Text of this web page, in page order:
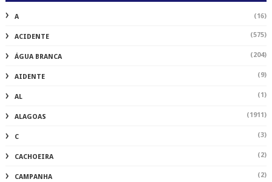
A (16)
ACIDENTE (575)
ÁGUA BRANCA (204)
AIDENTE (9)
AL (1)
ALAGOAS (1911)
C (3)
CACHOEIRA (2)
CAMPANHA (2)